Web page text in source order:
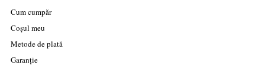
Cum cumpăr
Coșul meu
Metode de plată
Garanție